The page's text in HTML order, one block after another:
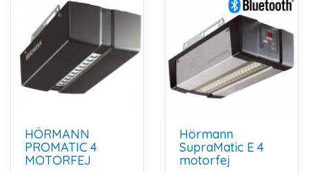
HÖRMANN
PROMATIC 4
MOTORFEJ
Hörmann
SupraMatic E 4
motorfej